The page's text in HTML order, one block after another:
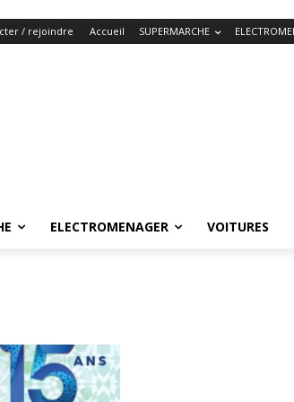
/ rejoindre Accueil SUPERMARCHE
ELECTROMENAGER VOITURES